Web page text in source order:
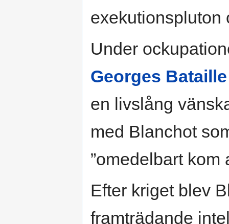
exekutionspluton
Under
Georges Bataille
en livslång
med Blanchot
”omedelbart kom
Efter kriget blev
framträdande